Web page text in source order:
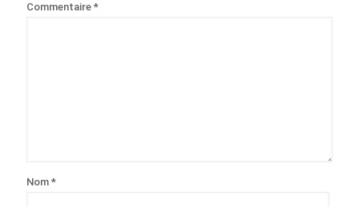
Commentaire *
Nom *